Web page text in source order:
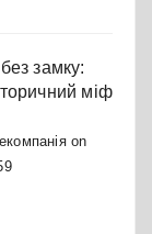
замку:
міф
on